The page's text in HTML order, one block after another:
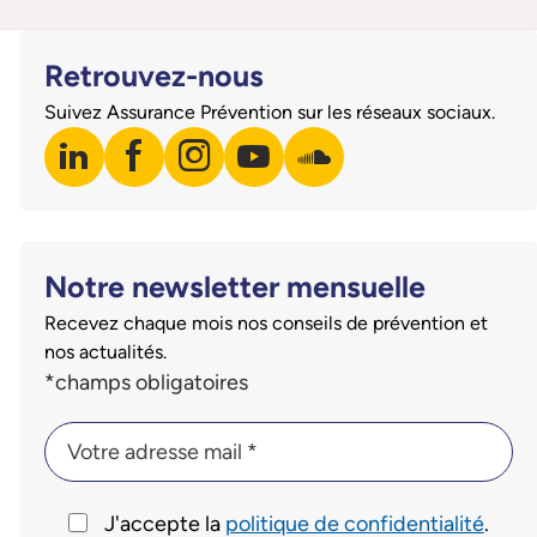
Retrouvez-nous
Suivez Assurance Prévention sur les réseaux sociaux.
linkedin
Visiter notre page LinkedIn
facebook
Visiter notre page Facebook
instagram
Visiter notre page Instagram
youtube
Visiter notre page Youtube
soundcloud
Visiter notre page
Notre newsletter mensuelle
Recevez chaque mois nos conseils de prévention et
nos actualités.
Champs du formulaire d'inscription à la newsletter
*champs obligatoires
Votre adresse mail *
Votre adresse mail *
J'accepte la politique de confidentialité.